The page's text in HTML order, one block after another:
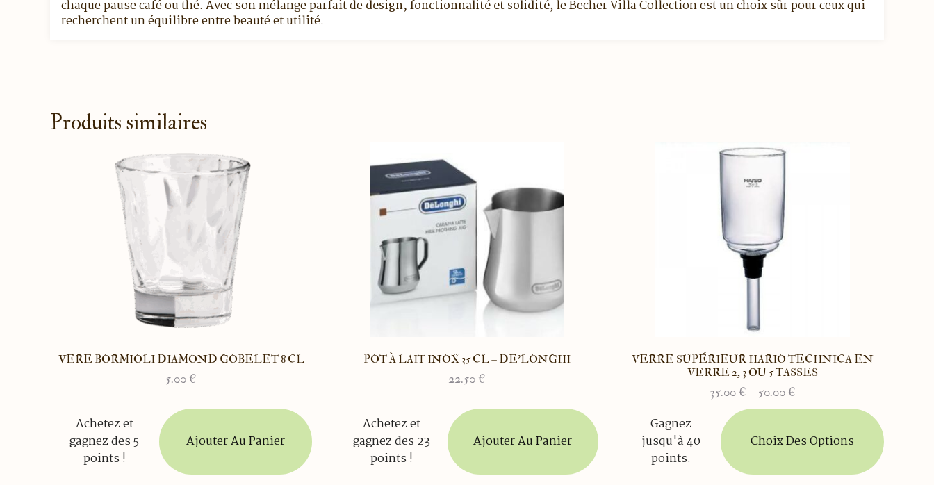
chaque pause café ou thé. Avec son mélange parfait dedesign, fonctionnalité et solidité, le Becher Villa Collection est un choix sûr pour ceux qui
recherchent un équilibre entre beauté et utilité.
Produits similaires
VERE BORMIOLI DIAMOND GOBELET 8 CL
5.00 €
Achetez et
gagnez des 5
points !
Ajouter Au Panier
POT À LAIT INOX 35 CL – DE’LONGHI
22.50 €
Achetez et
gagnez des 23
points !
Ajouter Au Panier
VERRE SUPÉRIEUR HARIO TECHNICA EN
VERRE 2, 3 OU 5 TASSES
35.00 € – 50.00 €
Plage
de
35.00 €
50.00 €
Gagnez
jusqu'à 40
points.
Choix Des Options
produit
plusieurs